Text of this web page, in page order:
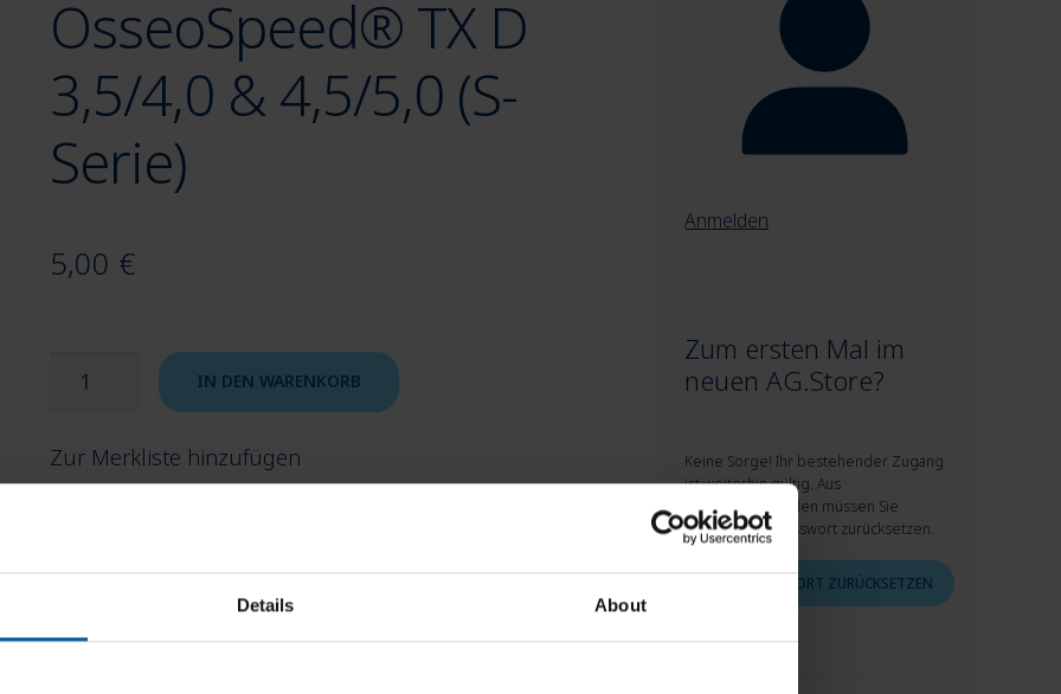
Details About
OsseoSpeed® TX D
3,5/4,0 & 4,5/5,0 (S-
Serie)
5,00 €
Laborschraube
|
OsseoSpeed®
D
IN DEN WARENKORB
Zur Merkliste hinzufügen
DENTSPLY Implants® | ASTRA TECH
Anmelden
Zum ersten Mal im
neuen AG.Store?
Keine Sorge! Ihr bestehender Zugang
ist weiterhin gültig. Aus
Sicherheitsgründen müssen Sie
allerdings Ihr Passwort zurücksetzen.
JETZT PASSWORT ZURÜCKSETZEN